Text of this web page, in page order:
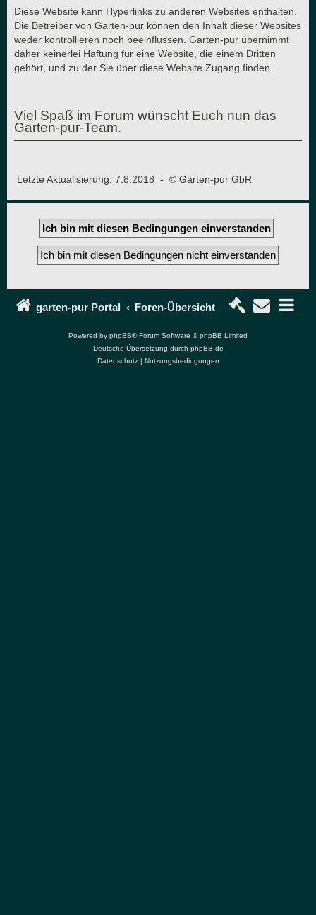
Diese Website kann Hyperlinks zu anderen Websites enthalten.
Die Betreiber von Garten-pur können den Inhalt dieser Websites
weder kontrollieren noch beeinflussen. Garten-pur übernimmt
daher keinerlei Haftung für eine Website, die einem Dritten
gehört, und zu der Sie über diese Website Zugang finden.
Viel Spaß im Forum wünscht Euch nun das
Garten-pur-Team.
Letzte Aktualisierung: 7.8.2018 - © Garten-pur GbR
garten-pur Portal Foren-Übersicht
Powered by phpBB® Forum Software © phpBB Limited
Deutsche Übersetzung durch phpBB.de
Datenschutz| Nutzungsbedingungen